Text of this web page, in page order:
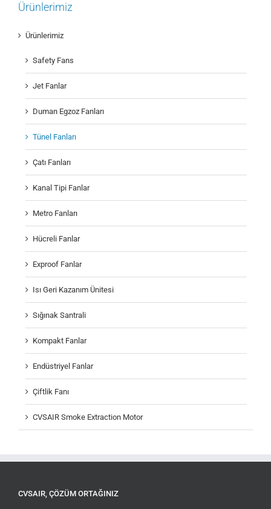
Ürünlerimiz
Ürünlerimiz
Safety Fans
Jet Fanlar
Duman Egzoz Fanları
Tünel Fanları
Çatı Fanları
Kanal Tipi Fanlar
Metro Fanları
Hücreli Fanlar
Exproof Fanlar
Isı Geri Kazanım Ünitesi
Sığınak Santrali
Kompakt Fanlar
Endüstriyel Fanlar
Çiftlik Fanı
CVSAIR Smoke Extraction Motor
CVSAIR, ÇÖZÜM ORTAĞINIZ